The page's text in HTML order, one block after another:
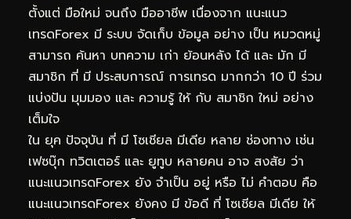
ตั้งแต่ มือใหม่ จนถึง มืออาชีพ เนื่องจาก แนะแนว
เทรดForex มี ระบบ จัดเก็บ ข้อมูล อย่าง เป็น หมวดหมู่
สามารถ ค้นหา บทความ เก่า ย้อนหลัง ได้ และ มัก มี
สมาชิก ที่ มี ประสบการณ์ การเทรด มากกว่า 10 ปี ร่วม
แบ่งปัน มุมมอง และ ความรู้ ให้ กับ สมาชิก ใหม่ อย่าง
เต็มใจ
ใน ยุค ปัจจุบัน ที่ มี โซเชียล มีเดีย หลาย ช่องทาง เช่น
เฟซบุ๊ก ทวิตเตอร์ และ ยูทูบ หลายคน อาจ สงสัย ว่า
แนะแนวเทรดForex ยัง จำเป็น อยู่ หรือ ไม่ คำตอบ คือ
แนะแนวเทรดForex ยังคง มี ข้อดี ที่ โซเชียล มีเดีย ให้